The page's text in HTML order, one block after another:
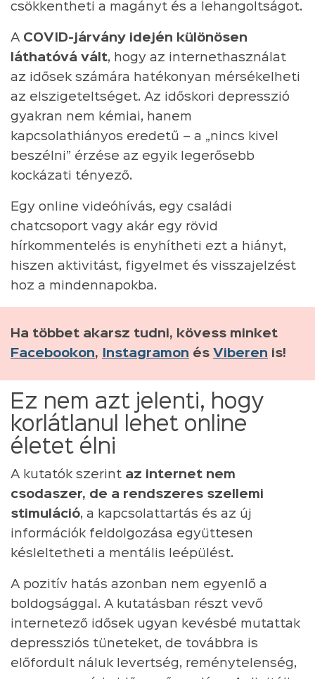
csökkentheti a magányt és a lehangoltságot.
A COVID-járvány idején különösen
láthatóvá vált, hogy az internethasználat
az idősek számára hatékonyan mérsékelheti
az elszigeteltséget. Az időskori depresszió
gyakran nem kémiai, hanem
kapcsolathiányos eredetű – a „nincs kivel
beszélni” érzése az egyik legerősebb
kockázati tényező.
Egy online videóhívás, egy családi
chatcsoport vagy akár egy rövid
hírkommentelés is enyhítheti ezt a hiányt,
hiszen aktivitást, figyelmet és visszajelzést
hoz a mindennapokba.
Ha többet akarsz tudni, kövess minket
Facebookon, Instagramon és Viberen is!
Ez nem azt jelenti, hogy
korlátlanul lehet online
életet élni
A kutatók szerint az internet nem
csodaszer, de a rendszeres szellemi
stimuláció, a kapcsolattartás és az új
információk feldolgozása együttesen
késleltetheti a mentális leépülést.
A pozitív hatás azonban nem egyenlő a
boldogsággal. A kutatásban részt vevő
internetező idősek ugyan kevésbé mutattak
depressziós tüneteket, de továbbra is
előfordult náluk levertség, reménytelenség,